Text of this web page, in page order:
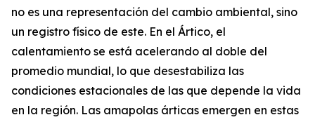
no es una representación del cambio ambiental, sino
un registro físico de este. En el Ártico, el
calentamiento se está acelerando al doble del
promedio mundial, lo que desestabiliza las
condiciones estacionales de las que depende la vida
en la región. Las amapolas árticas emergen en estas